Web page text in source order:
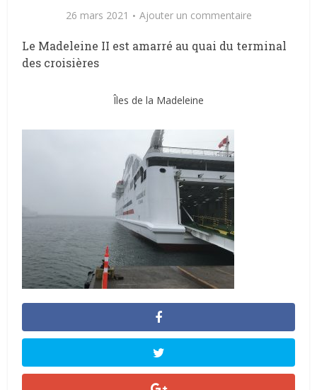
26 mars 2021 Ajouter un commentaire
Le Madeleine II est amarré au quai du terminal
des croisières
Îles de la Madeleine